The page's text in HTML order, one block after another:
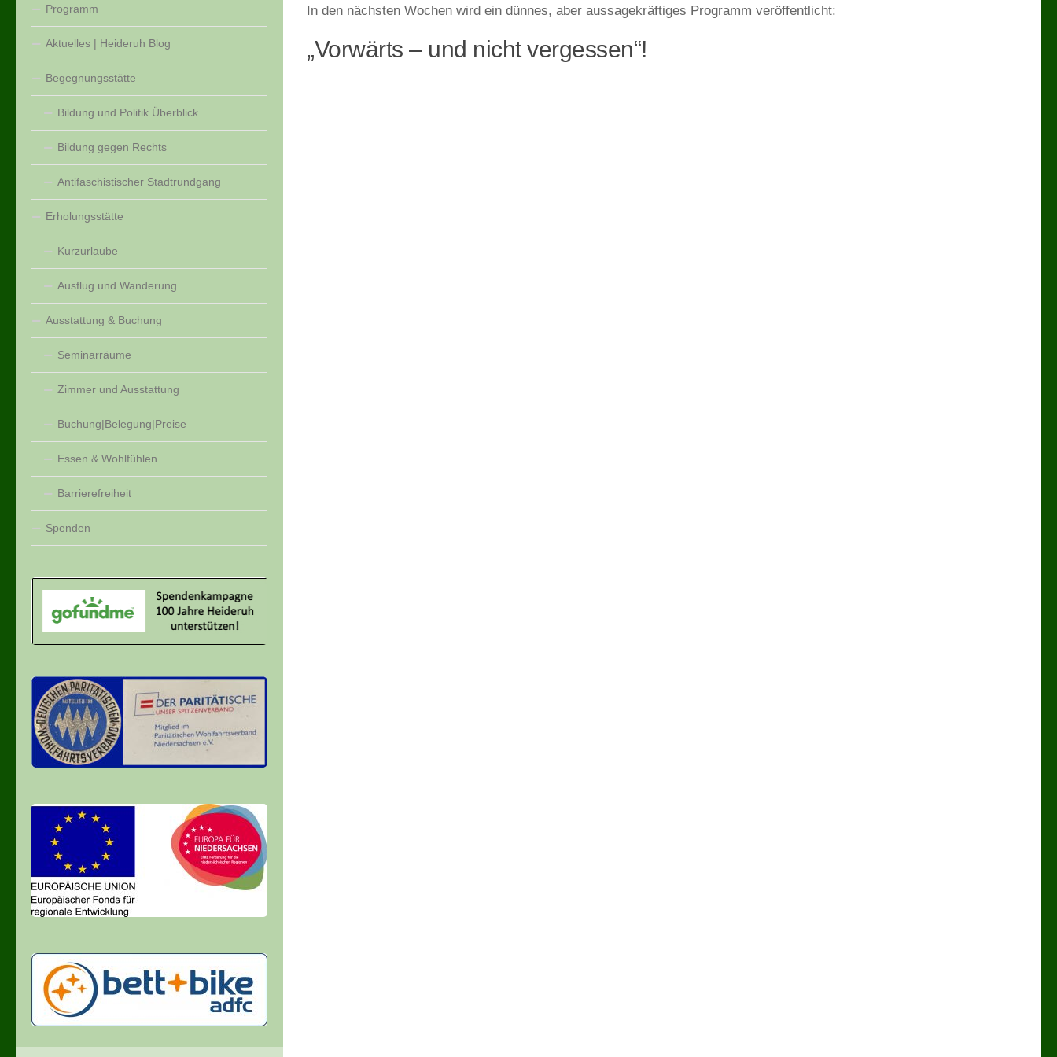
In den nächsten Wochen wird ein dünnes, aber aussagekräftiges Programm veröffentlicht:
„Vorwärts – und nicht vergessen“!
Programm
Aktuelles | Heideruh Blog
Begegnungsstätte
Bildung und Politik Überblick
Bildung gegen Rechts
Antifaschistischer Stadtrundgang
Erholungsstätte
Kurzurlaube
Ausflug und Wanderung
Ausstattung & Buchung
Seminarräume
Zimmer und Ausstattung
Buchung|Belegung|Preise
Essen & Wohlfühlen
Barrierefreiheit
Spenden